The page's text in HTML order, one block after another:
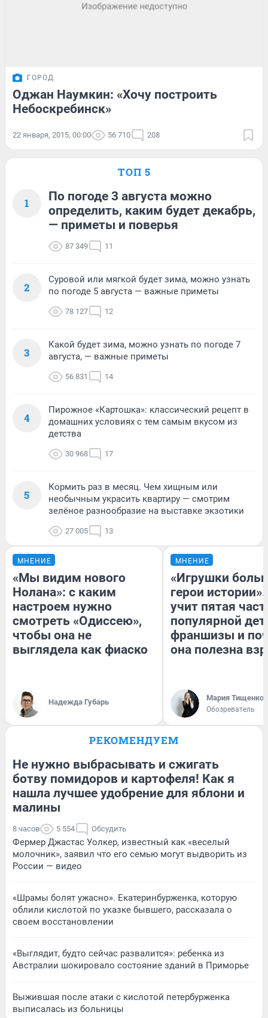
ГОРОД
Оджан Наумкин: «Хочу построить
Небоскребинск»
22 января, 2015, 00:00 56 710 208
ТОП 5
1
По погоде 3 августа можно
определить, каким будет декабрь,
— приметы и поверья
87 349 11
2
Суровой или мягкой будет зима, можно узнать
по погоде 5 августа — важные приметы
78 127 12
3
Какой будет зима, можно узнать по погоде 7
августа, — важные приметы
56 831 14
4
Пирожное «Картошка»: классический рецепт в
домашних условиях с тем самым вкусом из
детства
30 968 17
5
Кормить раз в месяц. Чем хищным или
необычным украсить квартиру — смотрим
зелёное разнообразие на выставке экзотики
27 005 13
МНЕНИЕ
«Мы видим нового
Нолана»: с каким
настроем нужно
смотреть «Одиссею»,
чтобы она не
выглядела как фиаско
Надежда Губарь
МНЕНИЕ
«Игрушки
герои
учит пятая
популярной
франшизы и
она полезна
Мария Тищенко
Обозреватель
РЕКОМЕНДУЕМ
Не нужно выбрасывать и сжигать
ботву помидоров и картофеля! Как я
нашла лучшее удобрение для яблони и
малины
8 часов 5 554 Обсудить
Фермер Джастас Уолкер, известный как «веселый
молочник», заявил что его семью могут выдворить из
России — видео
«Шрамы болят ужасно». Екатеринбурженка, которую
облили кислотой по указке бывшего, рассказала о
своем восстановлении
«Выглядит, будто сейчас развалится»: ребенка из
Австралии шокировало состояние зданий в Приморье
Выжившая после атаки с кислотой петербурженка
выписалась из больницы